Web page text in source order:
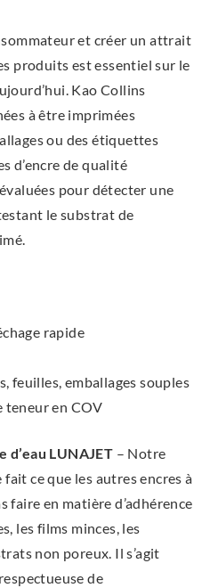
et créer un attrait
produits est essentiel sur le
Kao Collins
à être imprimées
ou des étiquettes
d’encre de qualité
pour détecter une
le substrat de
rapide
feuilles, emballages souples
teneur en COV
d’eau LUNAJET – Notre
ce que les autres encres à
faire en matière d’adhérence
les films minces, les
non poreux. Il s’agit
de